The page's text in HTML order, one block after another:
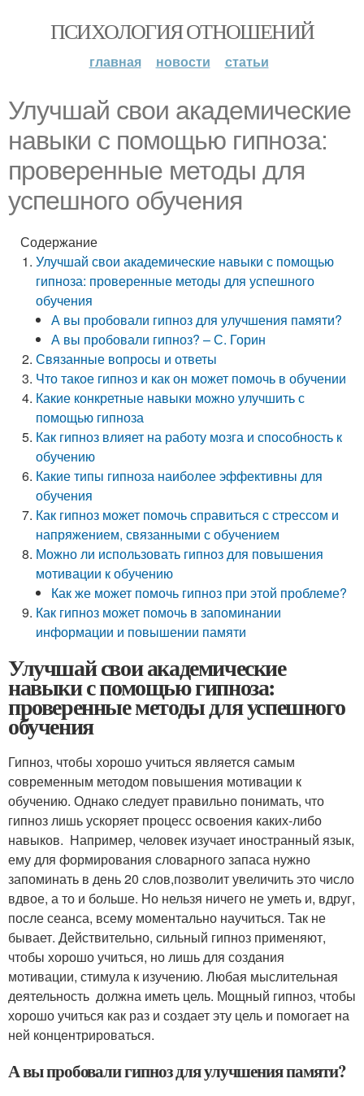
ПСИХОЛОГИЯ ОТНОШЕНИЙ
главная новости статьи
Улучшай свои академические
навыки с помощью гипноза:
проверенные методы для
успешного обучения
Содержание
Улучшай свои академические навыки с помощью
гипноза: проверенные методы для успешного
обучения
А вы пробовали гипноз для улучшения памяти?
А вы пробовали гипноз? – С. Горин
Связанные вопросы и ответы
Что такое гипноз и как он может помочь в обучении
Какие конкретные навыки можно улучшить с
помощью гипноза
Как гипноз влияет на работу мозга и способность к
обучению
Какие типы гипноза наиболее эффективны для
обучения
Как гипноз может помочь справиться с стрессом и
напряжением, связанными с обучением
Можно ли использовать гипноз для повышения
мотивации к обучению
Как же может помочь гипноз при этой проблеме?
Как гипноз может помочь в запоминании
информации и повышении памяти
Улучшай свои академические
навыки с помощью гипноза:
проверенные методы для успешного
обучения
Гипноз, чтобы хорошо учиться является самым
современным методом повышения мотивации к
обучению. Однако следует правильно понимать, что
гипноз лишь ускоряет процесс освоения каких-либо
навыков. Например, человек изучает иностранный язык,
ему для формирования словарного запаса нужно
запоминать в день 20 слов,позволит увеличить это число
вдвое, а то и больше. Но нельзя ничего не уметь и, вдруг,
после сеанса, всему моментально научиться. Так не
бывает. Действительно, сильный гипноз применяют,
чтобы хорошо учиться, но лишь для создания
мотивации, стимула к изучению. Любая мыслительная
деятельность должна иметь цель. Мощный гипноз, чтобы
хорошо учиться как раз и создает эту цель и помогает на
ней концентрироваться.
А вы пробовали гипноз для улучшения памяти?